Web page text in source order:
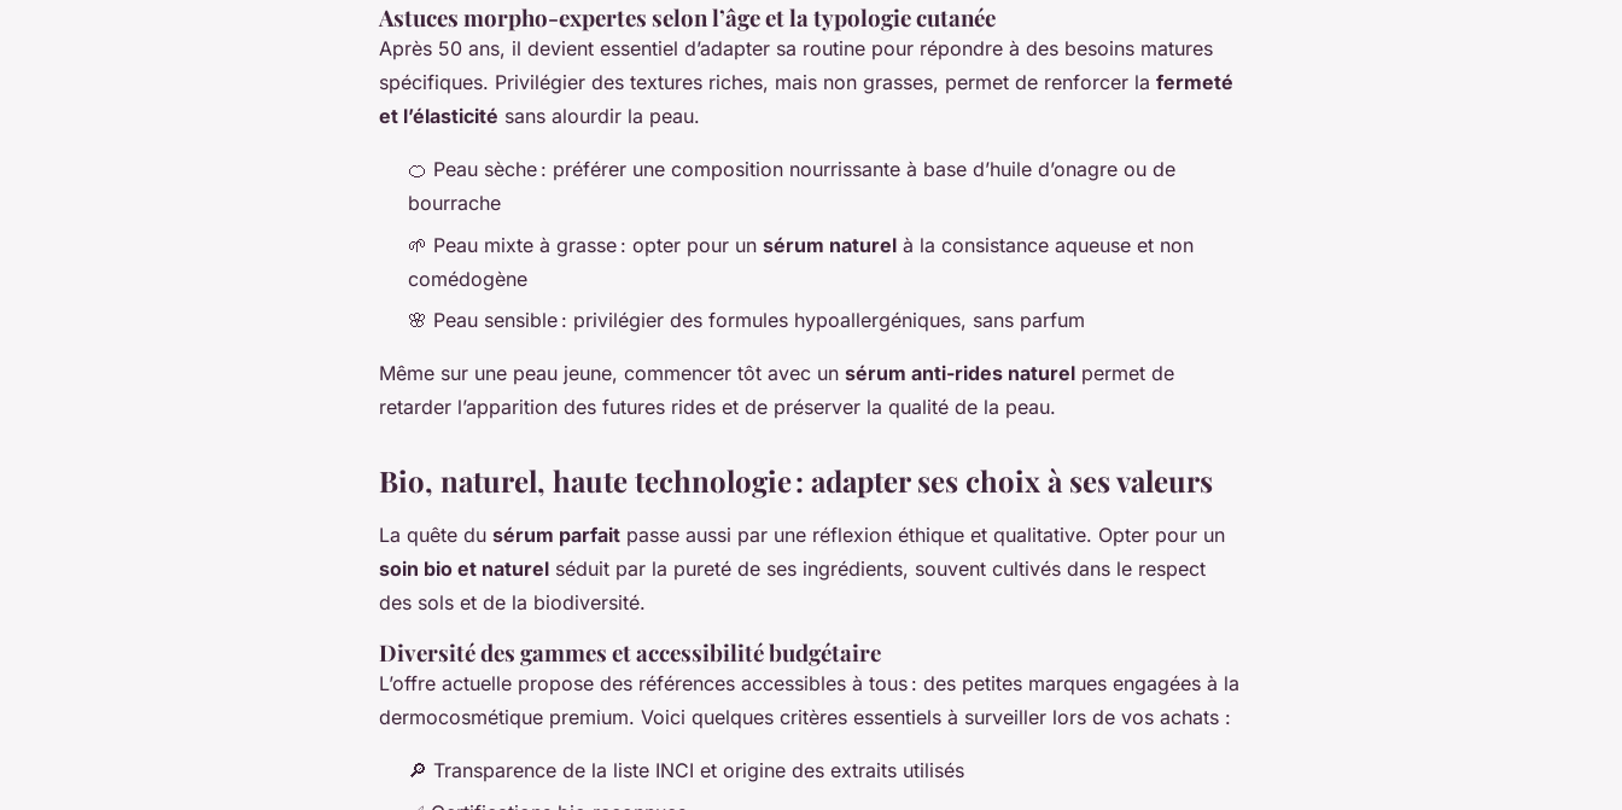
Astuces morpho-expertes selon l’âge et la typologie cutanée
Après 50 ans, il devient essentiel d’adapter sa routine pour répondre à des besoins matures
spécifiques. Privilégier des textures riches, mais non grasses, permet de renforcer la fermeté
et l’élasticité sans alourdir la peau.
🍊 Peau sèche : préférer une composition nourrissante à base d’huile d’onagre ou de
bourrache
🌱 Peau mixte à grasse : opter pour un sérum naturel à la consistance aqueuse et non
comédogène
🌸 Peau sensible : privilégier des formules hypoallergéniques, sans parfum
Même sur une peau jeune, commencer tôt avec un sérum anti-rides naturel permet de
retarder l’apparition des futures rides et de préserver la qualité de la peau.
Bio, naturel, haute technologie : adapter ses choix à ses valeurs
La quête du sérum parfait passe aussi par une réflexion éthique et qualitative. Opter pour un
soin bio et naturel séduit par la pureté de ses ingrédients, souvent cultivés dans le respect
des sols et de la biodiversité.
Diversité des gammes et accessibilité budgétaire
L’offre actuelle propose des références accessibles à tous : des petites marques engagées à la
dermocosmétique premium. Voici quelques critères essentiels à surveiller lors de vos achats :
🔎 Transparence de la liste INCI et origine des extraits utilisés